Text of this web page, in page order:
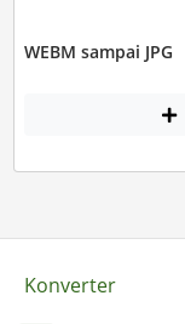
WEBM sampai JPG
Konverter